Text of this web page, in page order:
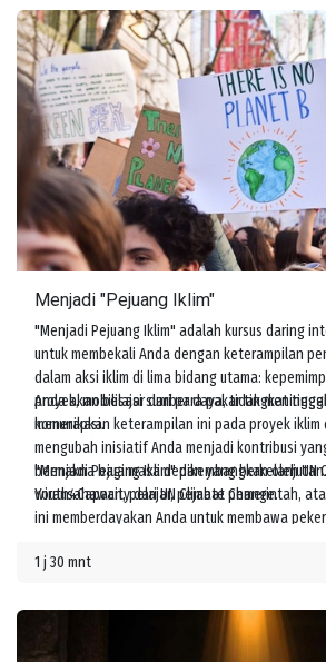
Menjadi "Pejuang Iklim"
"Menjadi Pejuang Iklim" adalah kursus daring
untuk membekali Anda dengan keterampilan
dalam aksi iklim di lima bidang utama:
proyek, mobilisasi sumber daya, tidak
komunikasi.
Anda akan belajar dari para pakar tingkat
menerapkan keterampilan ini pada proyek iklim
mengubah inisiatif Anda menjadi kontribusi
bermakna bagi masa depan yang
wirausahawan, pelajar, pejabat pemerintah,
ini memberdayakan Anda untuk membawa
"Menjadi Pejuang Iklim" dikembangkan oleh UN
Youth4Capacity dari UN Climate Change.
1 j 30 mnt